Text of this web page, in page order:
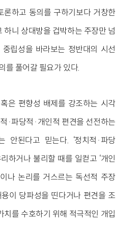
론하고 동의를 구하기보다 거창한
하니 상대방을 겁박하는 주장만 넘
립성을 바라보는 정반대의 시선
를 풀어갈 필요가 있다.
은 편향성 배제를 강조하는 시각
·파당적·개인적 편견을 선전하는
안된다고 믿는다. ‘정치적·파당
하거나 불리할 때를 일컫고 ‘개인
나 논리를 거스르는 독선적 주장
이 당파성을 띤다거나 편견을 조
치를 수호하기 위해 적극적인 개입